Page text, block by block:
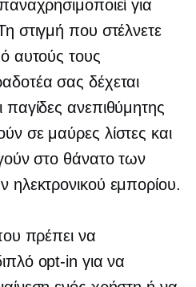
για
στιγμή που στέλνετε
αυτούς τους
σας δέχεται
ανεπιθύμητης
σε μαύρες λίστες και
στο θάνατο των
ηλεκτρονικού εμπορίου.
πρέπει να
opt-in για να